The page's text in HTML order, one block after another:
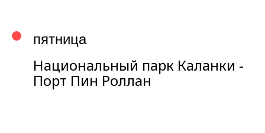
пятница
Национальный парк Каланки -
Порт Пин Роллан